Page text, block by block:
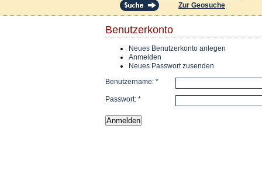
Zur Geosuche
Benutzerkonto
Neues Benutzerkonto anlegen
Anmelden
Neues Passwort zusenden
Benutzername: *
Passwort: *